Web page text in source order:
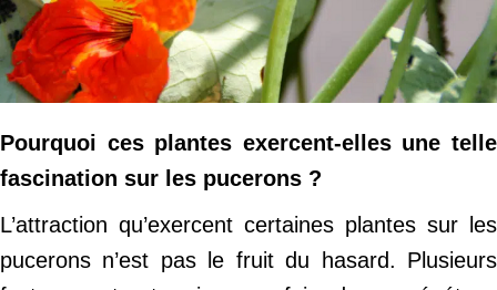
Pourquoi ces plantes exercent-elles une telle
fascination sur les pucerons ?
L’attraction qu’exercent certaines plantes sur les
pucerons n’est pas le fruit du hasard. Plusieurs